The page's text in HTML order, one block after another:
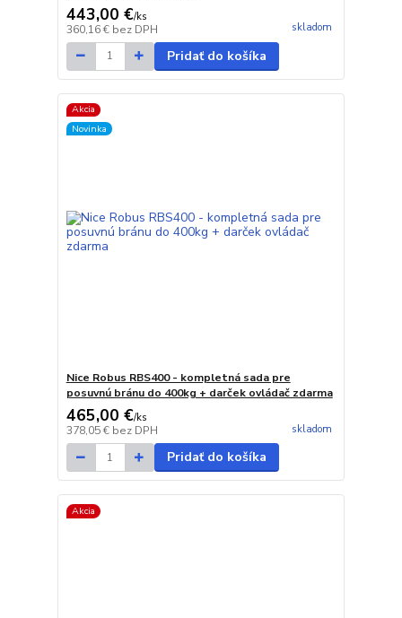
443,00 €/ks
360,16 € bez DPH skladom
Pridať do košíka
Akcia
Novinka
Nice Robus RBS400 - kompletná sada pre
posuvnú bránu do 400kg + darček ovládač zdarma
465,00 €/ks
378,05 € bez DPH skladom
Pridať do košíka
Akcia